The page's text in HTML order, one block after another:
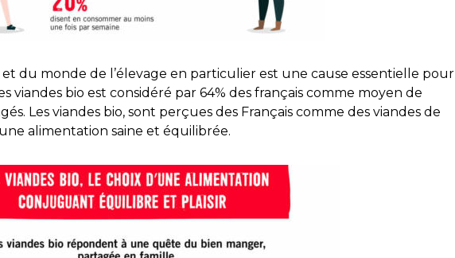
du monde de l’élevage en particulier est une cause essentielle pour
viandes bio est considéré par 64% des français comme moyen de
Les viandes bio, sont perçues des Français comme des viandes de
alimentation saine et équilibrée.